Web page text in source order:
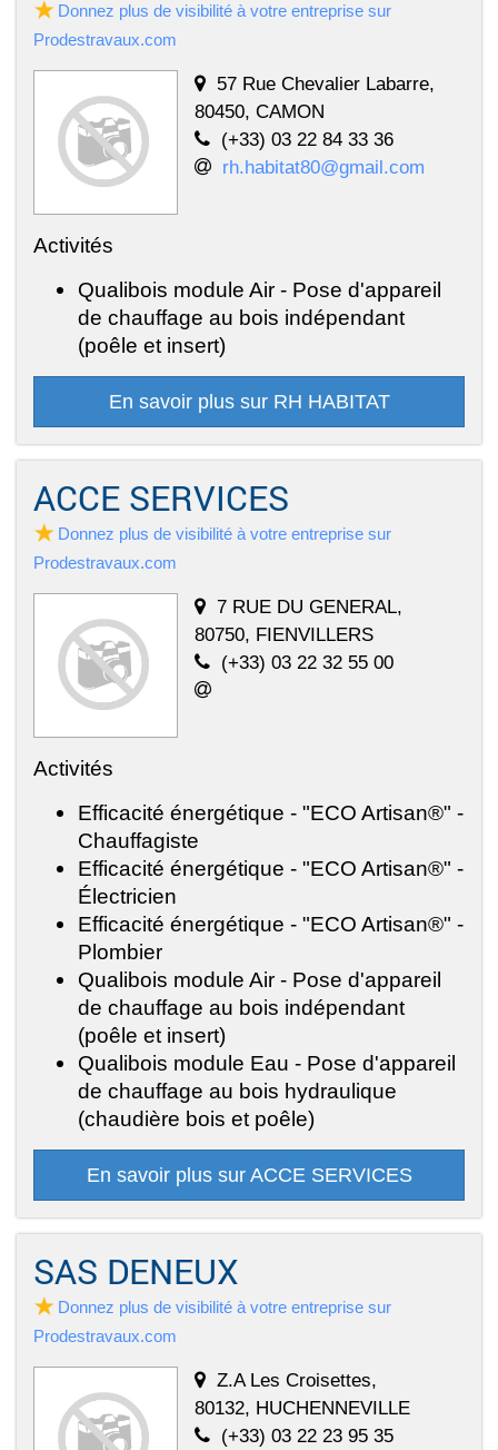
Donnez plus de visibilité à votre entreprise sur
Prodestravaux.com
57 Rue Chevalier Labarre,
80450, CAMON
(+33) 03 22 84 33 36
rh.habitat80@gmail.com
Activités
Qualibois module Air - Pose d'appareil
de chauffage au bois indépendant
(poêle et insert)
En savoir plus sur RH HABITAT
ACCE SERVICES
Donnez plus de visibilité à votre entreprise sur
Prodestravaux.com
7 RUE DU GENERAL,
80750, FIENVILLERS
(+33) 03 22 32 55 00
Activités
Efficacité énergétique - "ECO Artisan®" -
Chauffagiste
Efficacité énergétique - "ECO Artisan®" -
Électricien
Efficacité énergétique - "ECO Artisan®" -
Plombier
Qualibois module Air - Pose d'appareil
de chauffage au bois indépendant
(poêle et insert)
Qualibois module Eau - Pose d'appareil
de chauffage au bois hydraulique
(chaudière bois et poêle)
En savoir plus sur ACCE SERVICES
SAS DENEUX
Donnez plus de visibilité à votre entreprise sur
Prodestravaux.com
Z.A Les Croisettes,
80132, HUCHENNEVILLE
(+33) 03 22 23 95 35